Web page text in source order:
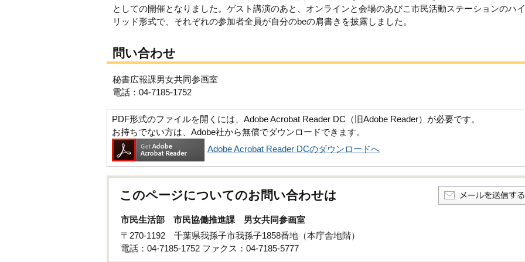
としての開催となりました。ゲスト講演のあと、オンラインと会場のあびこ市民活動ステーションのハ
リッド形式で、それぞれの参加者全員が自分のbeの肩書きを披露しました。
問い合わせ
秘書広報課男女共同参画室
電話：04-7185-1752
PDF形式のファイルを開くには、Adobe Acrobat Reader DC（旧Adobe Reader）が必要です。
お持ちでない方は、Adobe社から無償でダウンロードできます。
Adobe Acrobat Reader DCのダウンロードへ
このページについてのお問い合わせは
市民生活部 市民協働推進課 男女共同参画室
〒270-1192 千葉県我孫子市我孫子1858番地（本庁舎地階）
電話：04-7185-1752 ファクス：04-7185-5777